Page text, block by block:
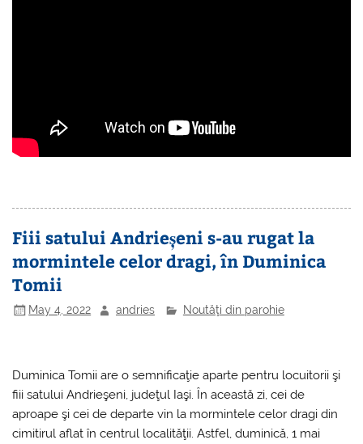
Fiii satului Andrieșeni s-au rugat la
mormintele celor dragi, în Duminica
Tomii
May 4, 2022 andries Noutăţi din parohie
Duminica Tomii are o semnificaţie aparte pentru locuitorii şi
fiii satului Andrieşeni, judeţul Iaşi. În această zi, cei de
aproape şi cei de departe vin la mormintele celor dragi din
cimitirul aflat în centrul localităţii. Astfel, duminică, 1 mai